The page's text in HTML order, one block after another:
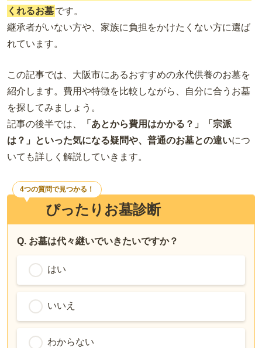
くれるお墓です。
継承者がいない方や、家族に負担をかけたくない方に選ば
れています。
この記事では、大阪市にあるおすすめの永代供養のお墓を
紹介します。費用や特徴を比較しながら、自分に合うお墓
を探してみましょう。
記事の後半では、
「あとから費用はかかる？」「宗派
は？」といった気になる疑問や、普通のお墓との違いにつ
いても詳しく解説していきます。
ぴったりお墓診断
4つの質問で見つかる！
Q. お墓は代々継いでいきたいですか？
はい
いいえ
わからない